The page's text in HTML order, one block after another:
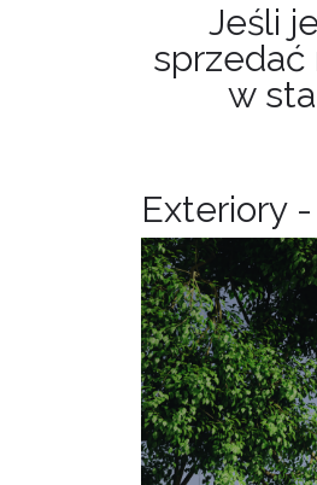
Jeśli
sprzedać
w
Exteriory